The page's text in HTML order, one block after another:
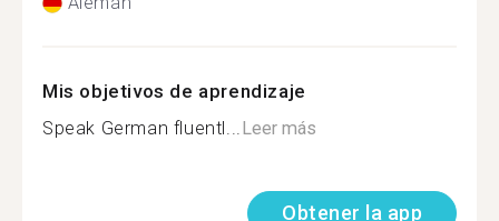
Mis objetivos de aprendizaje
Speak German fluentl...Leer más
Obtener la app